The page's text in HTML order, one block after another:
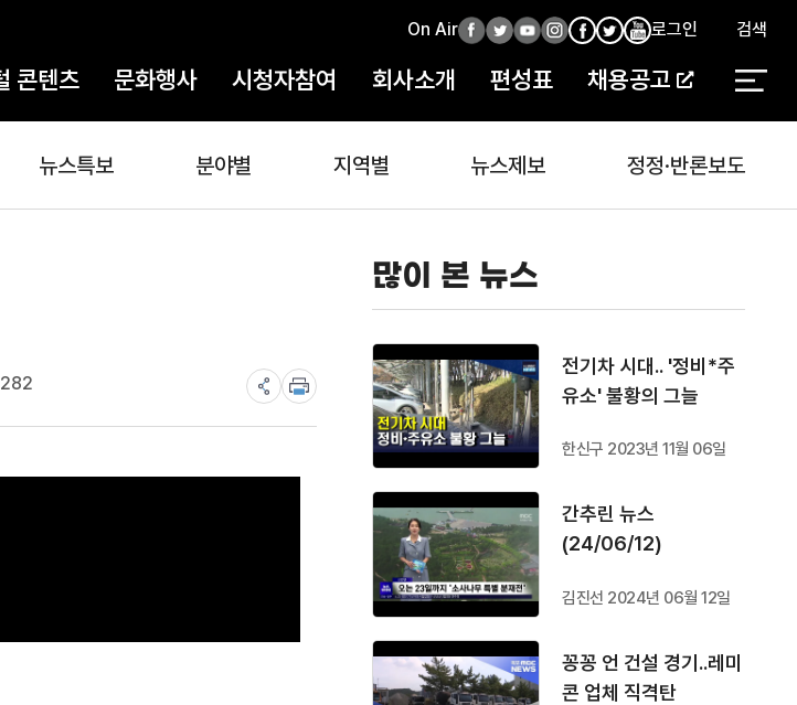
콘텐츠 문화행사 시청자참여 회사소개 편성표 채용공고
On Air페 트
터
유
브
인
타
페 인
타
유
브
로그인 검색
뉴스특보 분야별 지역별 뉴스제보 정정·반론보도
282
많이 본 뉴스
전기차 시대.. '정비*주
유소' 불황의 그늘
한신구 2023년 11월 06일
간추린 뉴스
(24/06/12)
김진선 2024년 06월 12일
꽁꽁 언 건설 경기..레미
콘 업체 직격탄